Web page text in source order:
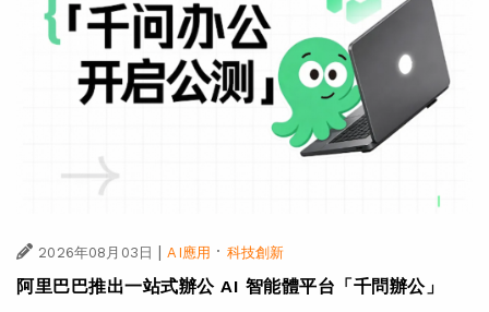
2026年08月03日 | AI應用 · 科技創新
阿里巴巴推出一站式辦公 AI 智能體平台「千問辦公」